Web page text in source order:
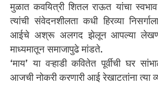
मुळात कवयित्री शितल राऊत यांचा
त्यांची संवेदनशीलता कधी हिरव्या
आईचे अश्रू अलगद झेलून आपल्या
माध्यमातून समाजापुढे मांडते.
‘माय’ या वऱ्हाडी कवितेत पूर्वीची घर
आजची नोकरी करणारी आई रेखाटतांना त्या